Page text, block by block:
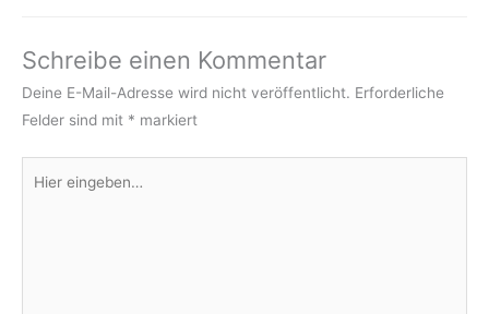
Schreibe einen Kommentar
Deine E-Mail-Adresse wird nicht veröffentlicht. Erforderliche
Felder sind mit * markiert
eingeben…